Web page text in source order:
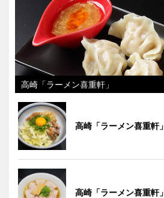
高崎「ラーメン喜重軒」
高崎「ラーメン喜重軒」
高崎「ラーメン喜重軒」